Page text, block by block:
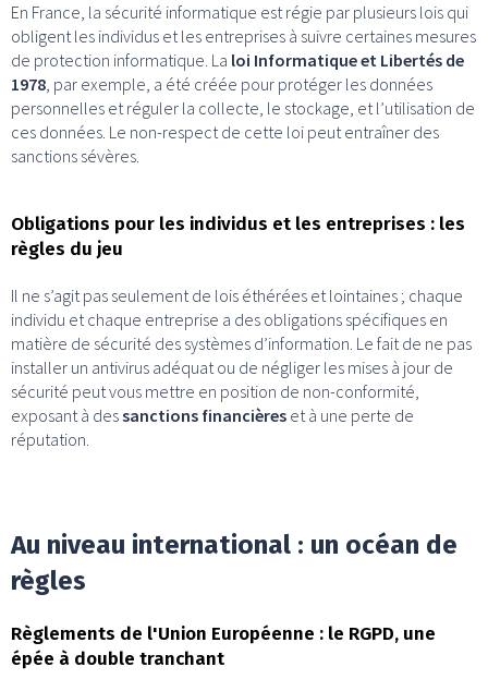
En France, la sécurité informatique est régie par plusieurs lois qui
obligent les individus et les entreprises à suivre certaines mesures
de protection informatique. La loi Informatique et Libertés de
1978, par exemple, a été créée pour protéger les données
personnelles et réguler la collecte, le stockage, et l’utilisation de
ces données. Le non-respect de cette loi peut entraîner des
sanctions sévères.
Obligations pour les individus et les entreprises : les
règles du jeu
Il ne s’agit pas seulement de lois éthérées et lointaines ; chaque
individu et chaque entreprise a des obligations spécifiques en
matière de sécurité des systèmes d’information. Le fait de ne pas
installer un antivirus adéquat ou de négliger les mises à jour de
sécurité peut vous mettre en position de non-conformité,
exposant à dessanctions financières et à une perte de
réputation.
Au niveau international : un océan de
règles
Règlements de l'Union Européenne : le RGPD, une
épée à double tranchant